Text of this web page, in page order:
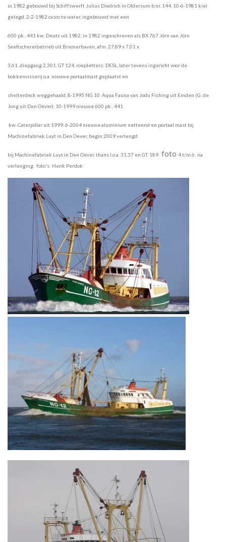
in 1982 gebouwd bij Schiffswerft Julius Diedrich in Oldersum b.nr. 144, 10-6-1981 kiel
gelegd, 2-2-1982 casco te water, ingebouwd met een
600 pk., 441 kw. Deutz uit 1982, in 1982 ingeschreven als BX 767 Jörn van Jörn
Seefischereibetrieb uit Bremerhaven, afm. 27,89 x 7,01 x
3,61, diepgang 2,301, GT 124, roepletters; DESL, later tevens ingericht voor de
bokkenvisserij o.a. nieuwe portaalmast geplaatst en
shelterdeck weggehaald, 8-1995 NG 10 Aqua Fauna van Jodu Fishing uit Emden (G. de
Jong uit Den Oever), 10-1999 nieuwe 600 pk., 441
kw. Caterpillar uit 1999, 6-2004 nieuwe aluminium nettenrol en portaal mast bij
Machinefabriek Luyt in Den Oever, begin 2009 verlengd
bij Machinefabriek Luyt in Den Oever, thans l.o.a. 31,37 en GT. 189. foto 4 t/m 6: na
verlenging. foto's: Henk Perdok